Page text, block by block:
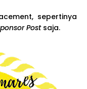
sepertinya
Postsaja.